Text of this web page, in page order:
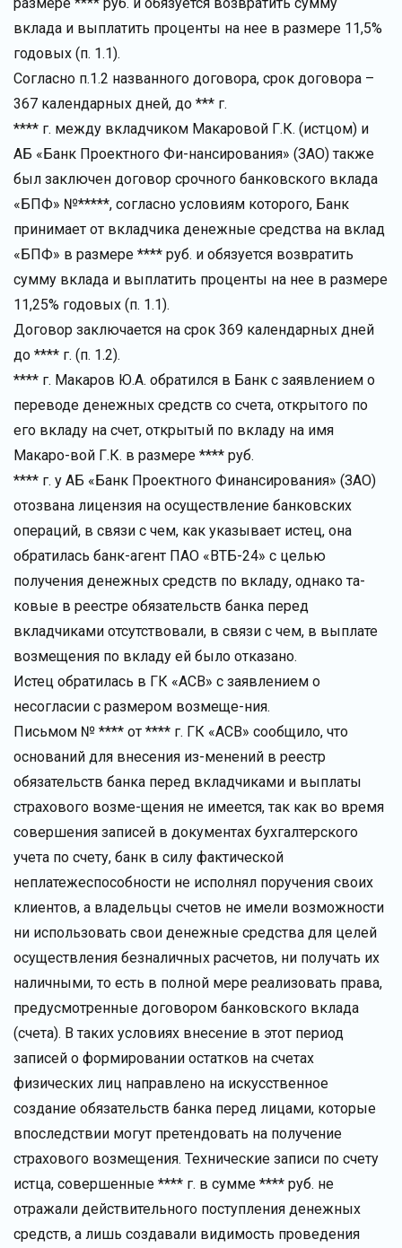
вклада и выплатить проценты на нее в размере 11,5%
годовых (п. 1.1).
Согласно п.1.2 названного договора, срок договора –
367 календарных дней, до *** г.
**** г. между вкладчиком Макаровой Г.К. (истцом) и
АБ «Банк Проектного Фи-нансирования» (ЗАО) также
был заключен договор срочного банковского вклада
«БПФ» №*****, согласно условиям которого, Банк
принимает от вкладчика денежные средства на вклад
«БПФ» в размере **** руб. и обязуется возвратить
сумму вклада и выплатить проценты на нее в размере
11,25% годовых (п. 1.1).
Договор заключается на срок 369 календарных дней
до **** г. (п. 1.2).
**** г. Макаров Ю.А. обратился в Банк с заявлением о
переводе денежных средств со счета, открытого по
его вкладу на счет, открытый по вкладу на имя
Макаро-вой Г.К. в размере **** руб.
**** г. у АБ «Банк Проектного Финансирования» (ЗАО)
отозвана лицензия на осуществление банковских
операций, в связи с чем, как указывает истец, она
обратилась банк-агент ПАО «ВТБ-24» с целью
получения денежных средств по вкладу, однако та-
ковые в реестре обязательств банка перед
вкладчиками отсутствовали, в связи с чем, в выплате
возмещения по вкладу ей было отказано.
Истец обратилась в ГК «АСВ» с заявлением о
несогласии с размером возмеще-ния.
Письмом № **** от **** г. ГК «АСВ» сообщило, что
оснований для внесения из-менений в реестр
обязательств банка перед вкладчиками и выплаты
страхового возме-щения не имеется, так как во время
совершения записей в документах бухгалтерского
учета по счету, банк в силу фактической
неплатежеспособности не исполнял поручения своих
клиентов, а владельцы счетов не имели возможности
ни использовать свои денежные средства для целей
осуществления безналичных расчетов, ни получать их
наличными, то есть в полной мере реализовать права,
предусмотренные договором банковского вклада
(счета). В таких условиях внесение в этот период
записей о формировании остатков на счетах
физических лиц направлено на искусственное
создание обязательств банка перед лицами, которые
впоследствии могут претендовать на получение
страхового возмещения. Технические записи по счету
истца, совершенные **** г. в сумме **** руб. не
отражали действительного поступления денежных
средств, а лишь создавали видимость проведения